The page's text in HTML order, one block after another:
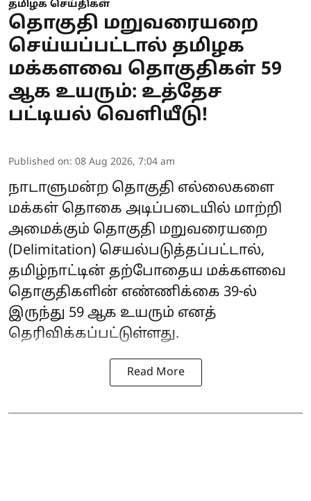
தமிழக செய்திகள்
தொகுதி மறுவரையறை
செய்யப்பட்டால் தமிழக
மக்களவை தொகுதிகள் 59
ஆக உயரும்: உத்தேச
பட்டியல் வெளியீடு!
Published on: 08 Aug 2026, 7:04 am
நாடாளுமன்ற தொகுதி எல்லைகளை
மக்கள் தொகை அடிப்படையில் மாற்றி
அமைக்கும் தொகுதி மறுவரையறை
(Delimitation) செயல்படுத்தப்பட்டால்,
தமிழ்நாட்டின் தற்போதைய மக்களவை
தொகுதிகளின் எண்ணிக்கை 39-ல்
இருந்து 59 ஆக உயரும் எனத்
தெரிவிக்கப்பட்டுள்ளது.
Read More